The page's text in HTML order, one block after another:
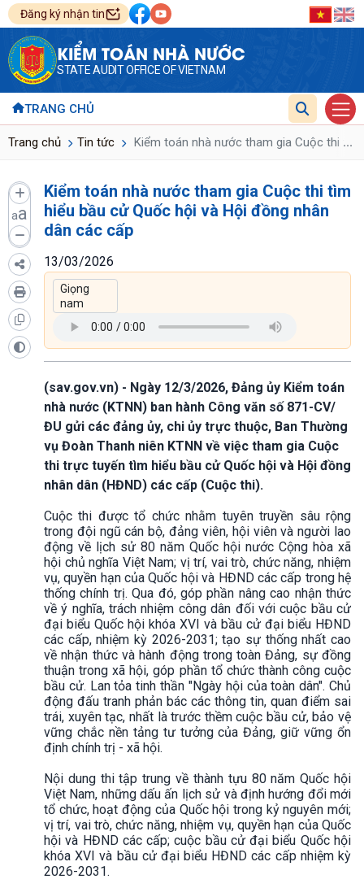
Đăng ký nhận tin
KIỂM TOÁN NHÀ NƯỚC
STATE AUDIT OFFICE OF VIETNAM
TRANG CHỦ
Trang chủ Tin tức Kiểm toán nhà nước tham gia Cuộc thi ...
aa
Kiểm toán nhà nước tham gia Cuộc thi tìm
hiểu bầu cử Quốc hội và Hội đồng nhân
dân các cấp
13/03/2026
(sav.gov.vn) - Ngày 12/3/2026, Đảng ủy Kiểm toán
nhà nước (KTNN) ban hành Công văn số 871-CV/
ĐU gửi các đảng ủy, chi ủy trực thuộc, Ban Thường
vụ Đoàn Thanh niên KTNN về việc tham gia Cuộc
thi trực tuyến tìm hiểu bầu cử Quốc hội và Hội đồng
nhân dân (HĐND) các cấp (Cuộc thi).
Cuộc thi được tổ chức nhằm tuyên truyền sâu rộng
trong đội ngũ cán bộ, đảng viên, hội viên và người lao
động về lịch sử 80 năm Quốc hội nước Cộng hòa xã
hội chủ nghĩa Việt Nam; vị trí, vai trò, chức năng, nhiệm
vụ, quyền hạn của Quốc hội và HĐND các cấp trong hệ
thống chính trị. Qua đó, góp phần nâng cao nhận thức
về ý nghĩa, trách nhiệm công dân đối với cuộc bầu cử
đại biểu Quốc hội khóa XVI và bầu cử đại biểu HĐND
các cấp, nhiệm kỳ 2026-2031; tạo sự thống nhất cao
về nhận thức và hành động trong toàn Đảng, sự đồng
thuận trong xã hội, góp phần tổ chức thành công cuộc
bầu cử. Lan tỏa tinh thần "Ngày hội của toàn dân". Chủ
động đấu tranh phản bác các thông tin, quan điểm sai
trái, xuyên tạc, nhất là trước thềm cuộc bầu cử, bảo vệ
vững chắc nền tảng tư tưởng của Đảng, giữ vững ổn
định chính trị - xã hội.
Nội dung thi tập trung về thành tựu 80 năm Quốc hội
Việt Nam, những dấu ấn lịch sử và định hướng đổi mới
tổ chức, hoạt động của Quốc hội trong kỷ nguyên mới;
vị trí, vai trò, chức năng, nhiệm vụ, quyền hạn của Quốc
hội và HĐND các cấp; cuộc bầu cử đại biểu Quốc hội
khóa XVI và bầu cử đại biểu HĐND các cấp nhiệm kỳ
2026-2031.